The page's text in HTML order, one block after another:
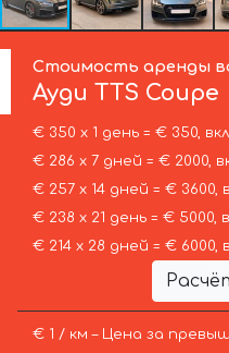
Стоимость аренды
Ауди TTS Coupe
€ 350 х 1 день = € 350,
€ 286 х 7 дней = € 2000,
€ 257 х 14 дней = € 3600,
€ 238 х 21 день = € 5000,
€ 214 х 28 дней = € 6000,
€ 1 / км – Цена за